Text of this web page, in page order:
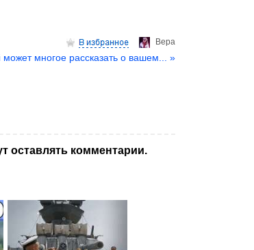
Верa
может многое рассказать о вашем... »
оставлять комментарии.